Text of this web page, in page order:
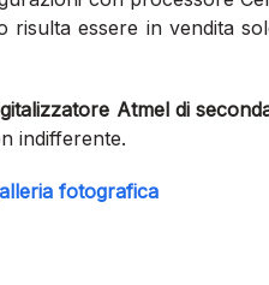
risulta essere in vendita
Atmel di
indifferente.
fotografica